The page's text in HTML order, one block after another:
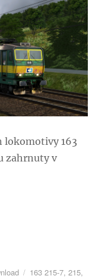
lokomotivy 163
zahrnuty v
Štítky:
163 215-7,215,